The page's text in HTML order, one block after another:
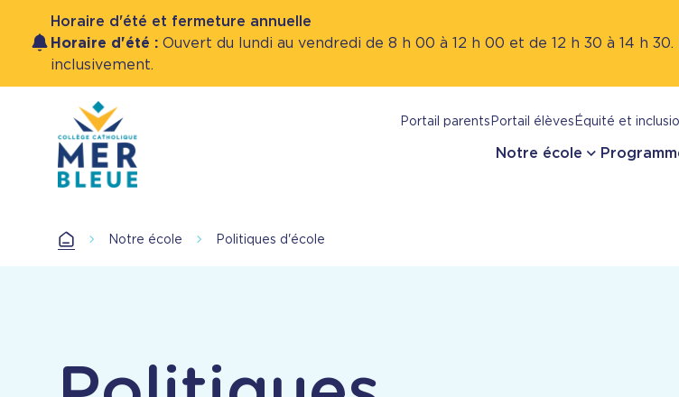
Horaire d'été et fermeture annuelle
Horaire d'été : Ouvert du lundi au vendredi de 8 h 00 à 12 h 00 et de 12 h 30 à 14 h 30. |
inclusivement.
contenu
principal
Portail parentsPortail élèvesÉquité et
Notre école
AccueilNotre école Politiques d'école